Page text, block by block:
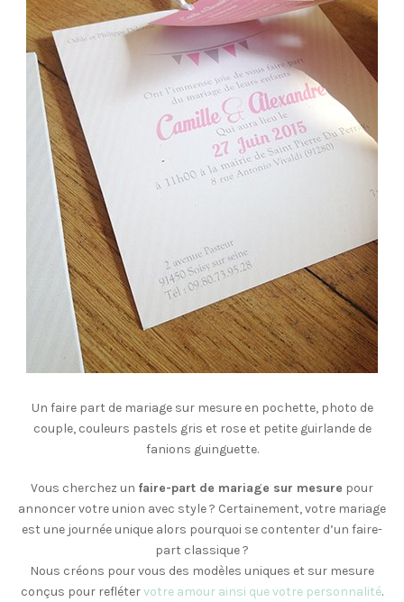
Un faire part de mariage sur mesure en pochette, photo de
couple, couleurs pastels gris et rose et petite guirlande de
fanions guinguette.
Vous cherchez un faire-part de mariage sur mesure pour
annoncer votre union avec style ? Certainement, votre mariage
est une journée unique alors pourquoi se contenter d’un faire-
part classique ?
Nous créons pour vous des modèles uniques et sur mesure
conçus pour reflétervotre amour ainsi que votre personnalité.